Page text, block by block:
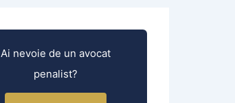
Ai nevoie de un avocat
penalist?